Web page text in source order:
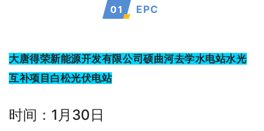
01 EPC
大唐得荣新能源开发有限公司硕曲河去学水电站水光
互补项目白松光伏电站
时间：1月30日